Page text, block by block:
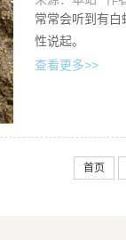
常常会听到有
性说起。
查看更多>>
首页